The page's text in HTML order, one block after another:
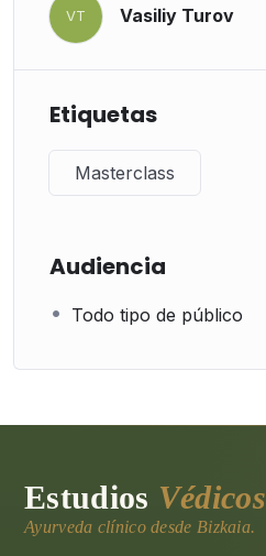
VT Vasiliy Turov
Etiquetas
Masterclass
Audiencia
Todo tipo de público
Estudios Védicos
Ayurveda clínico desde Bizkaia.